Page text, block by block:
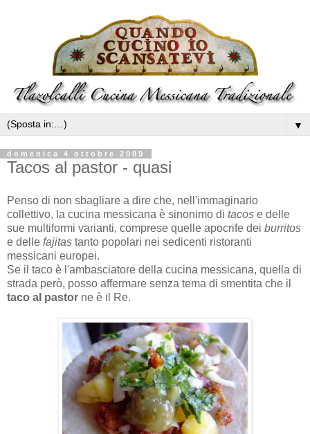
▼
domenica 4 ottobre 2009
Tacos al pastor - quasi
Penso di non sbagliare a dire che, nell'immaginario
collettivo, la cucina messicana è sinonimo di tacos e delle
sue multiformi varianti, comprese quelle apocrife dei burritos
e delle fajitas tanto popolari nei sedicenti ristoranti
messicani europei.
Se il taco è l'ambasciatore della cucina messicana, quella di
strada però, posso affermare senza tema di smentita che il
taco al pastor ne è il Re.